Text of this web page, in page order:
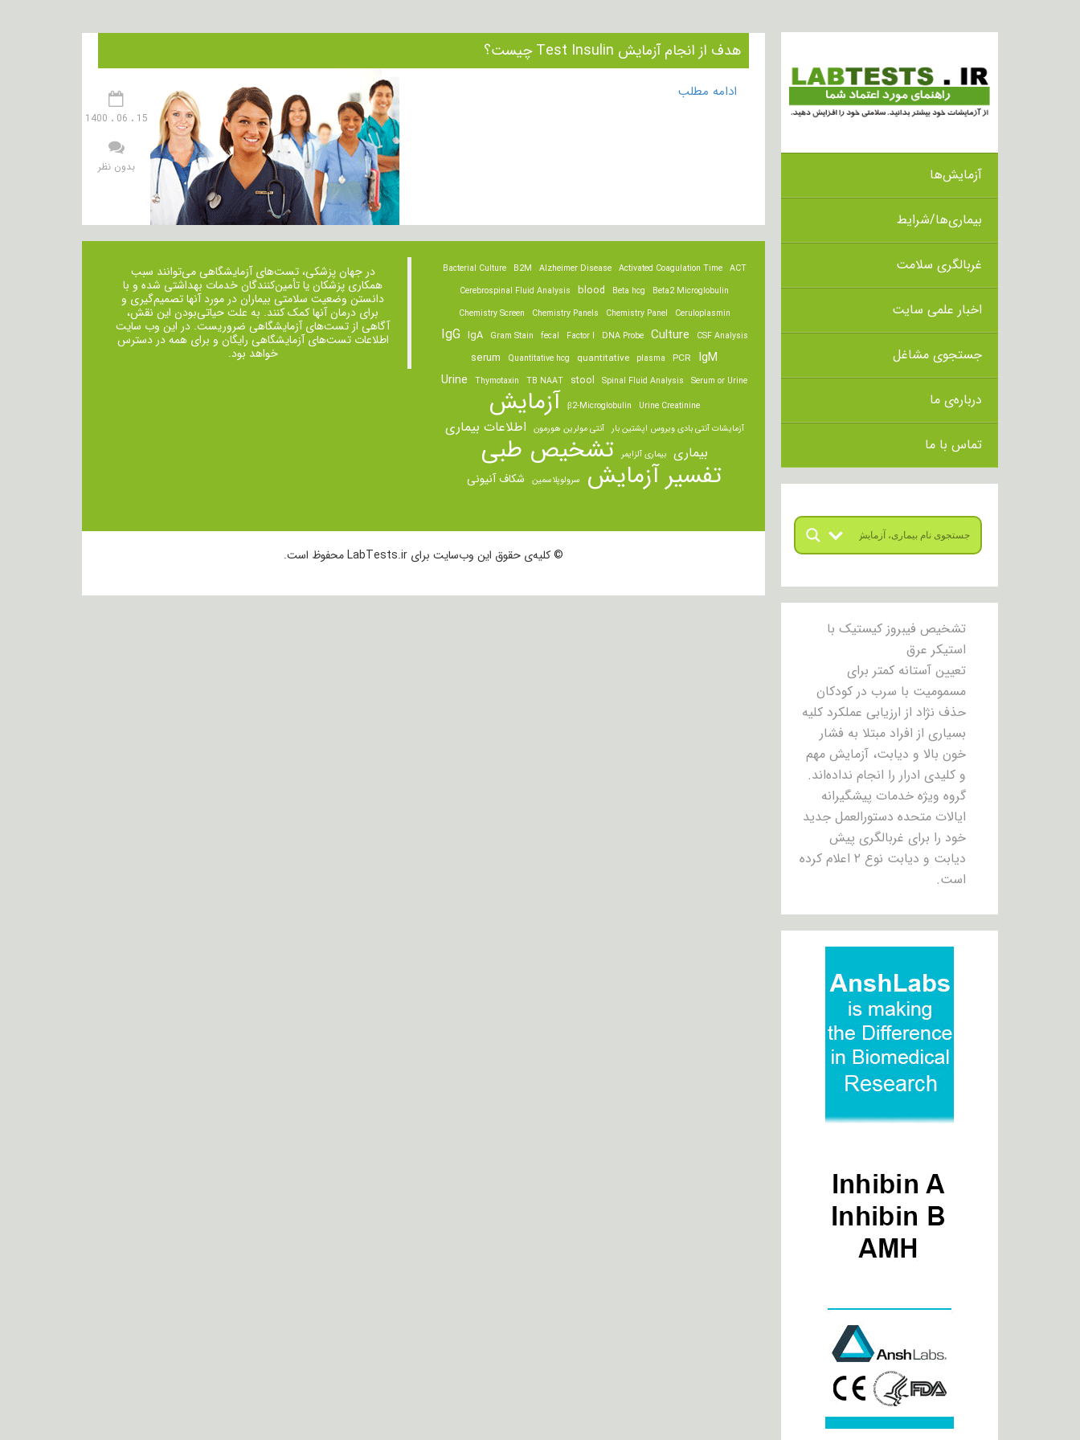
آزمایش‌ها
بیماری‌ها/شرایط
غربالگری سلامت
اخبار علمی سایت
جستجوی مشاغل
درباره‌ی ما
تماس با ما
تشخیص فیبروز کیستیک با
استیکر عرق
تعیین آستانه کمتر برای
مسمومیت با سرب در کودکان
حذف نژاد از ارزیابی عملکرد کلیه
بسیاری از افراد مبتلا به فشار
خون بالا و دیابت، آزمایش مهم
و کلیدی ادرار را انجام نداده‌اند.
گروه ویژه خدمات پیشگیرانه
ایالات متحده دستورالعمل جدید
خود را برای غربالگری پیش
دیابت و دیابت نوع ۲ اعلام کرده
است.
هدف از انجام آزمایش Test Insulin چیست؟
15 ، 06 ، 1400
بدون نظر
ادامه مطلب
ACT
Activated Coagulation Time
Alzheimer Disease
B2M
Bacterial Culture
Beta2 Microglobulin
Beta hcg
blood
Cerebrospinal Fluid Analysis
Ceruloplasmin
Chemistry Panel
Chemistry Panels
Chemistry Screen
CSF Analysis
Culture
DNA Probe
Factor I
fecal
Gram Stain
IgA
IgG
IgM
PCR
plasma
quantitative
Quantitative hcg
serum
Serum or Urine
Spinal Fluid Analysis
stool
TB NAAT
Thymotaxin
Urine
Urine Creatinine
β2-Microglobulin آزمایش
آزمایشات آنتی بادی ویروس اپشتین بار آنتی مولرین هورمون اطلاعات بیماری
بیماری بیماری آلزایمر تشخیص طبی
تفسیر آزمایش سرولوپلاسمین شکاف آنیونی
در جهان پزشکی، تست‌های آزمایشگاهی می‌توانند سبب
همکاری پزشکان یا تأمین‌کنندگان خدمات بهداشتی شده و با
دانستن وضعیت سلامتی بیماران در مورد آنها تصمیم‌گیری و
برای درمان ‌آنها کمک کنند. به علت حیاتی‌بودن این نقش،
آگاهی از تست‌های آزمایشگاهی ضروریست. در این وب سایت
اطلاعات تست‌های آزمایشگاهی رایگان و برای همه در دسترس
خواهد بود.
© کلیه‌ی حقوق این وب‌سایت برای LabTests.ir محفوظ است.